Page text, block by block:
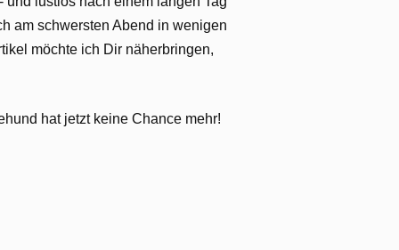
am schwersten Abend in wenigen
möchte ich Dir näherbringen,
hat jetzt keine Chance mehr!